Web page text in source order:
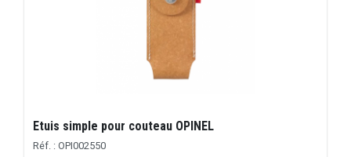
Etuis simple pour couteau OPINEL
Réf. : OPI002550